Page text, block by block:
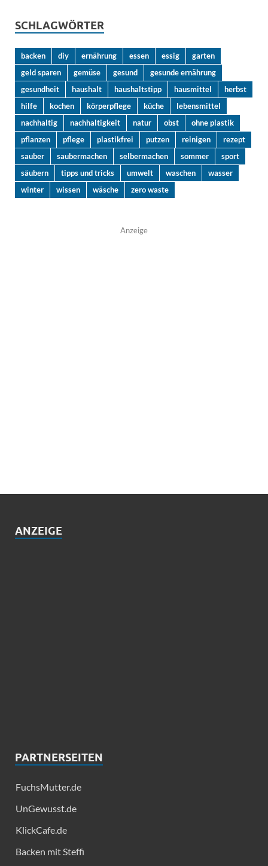
SCHLAGWÖRTER
backen diy ernährung essen essig
garten
geld sparen
gemüse gesund
gesunde ernährung
gesundheit
haushalt haushaltstipp hausmittel
herbst
hilfe
kochen körperpflege küche
lebensmittel
nachhaltig
nachhaltigkeit natur obst
ohne plastik
pflanzen
pflege plastikfrei putzen reinigen
rezept
sauber
saubermachen selbermachen sommer
sport
säubern
tipps und tricks umwelt waschen
wasser
winter
wissen wäsche zero waste
Anzeige
ANZEIGE
PARTNERSEITEN
FuchsMutter.de
UnGewusst.de
KlickCafe.de
Backen mit Steffi